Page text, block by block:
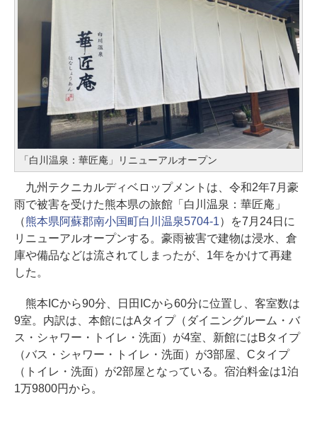
「白川温泉：華匠庵」リニューアルオープン
九州テクニカルディベロップメントは、令和2年7月豪
雨で被害を受けた熊本県の旅館「白川温泉：華匠庵」
（熊本県阿蘇郡南小国町白川温泉5704-1）を7月24日に
リニューアルオープンする。豪雨被害で建物は浸水、倉
庫や備品などは流されてしまったが、1年をかけて再建
した。
熊本ICから90分、日田ICから60分に位置し、客室数は
9室。内訳は、本館にはAタイプ（ダイニングルーム・バ
ス・シャワー・トイレ・洗面）が4室、新館にはBタイプ
（バス・シャワー・トイレ・洗面）が3部屋、Cタイプ
（トイレ・洗面）が2部屋となっている。宿泊料金は1泊
1万9800円から。